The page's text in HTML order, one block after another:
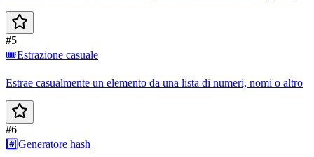
#5
🎟️Estrazione casuale
Estrae casualmente un elemento da una lista di numeri, nomi o altro
#6
#️⃣Generatore hash